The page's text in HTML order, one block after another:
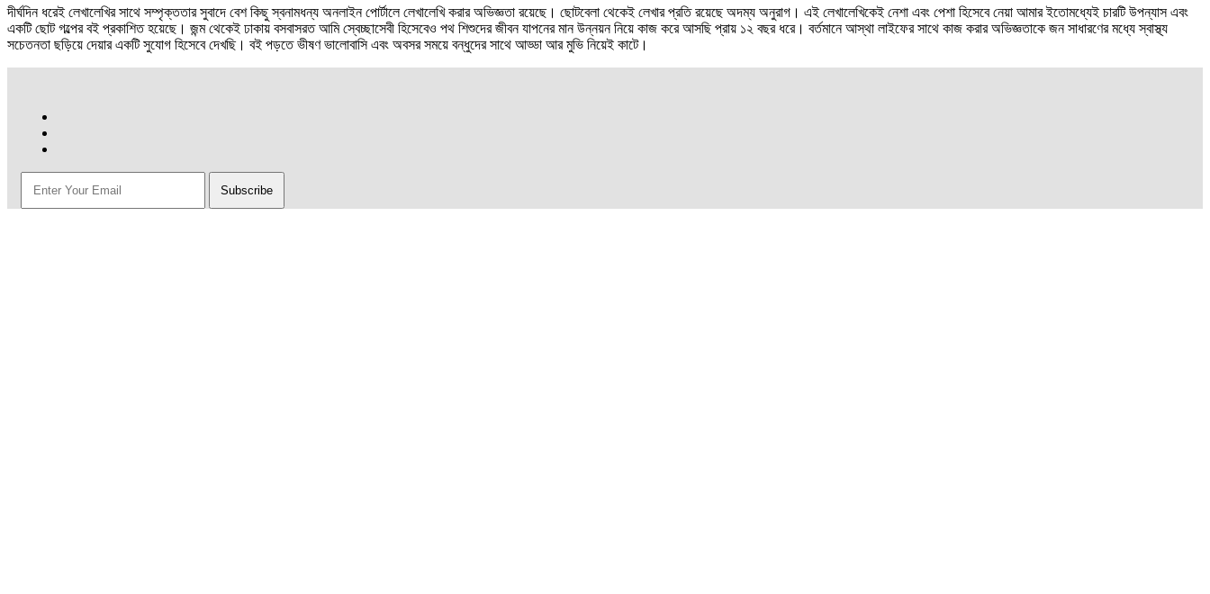
দীর্ঘদিন ধরেই লেখালেখির সাথে সম্পৃক্ততার সুবাদে বেশ কিছু স্বনামধন্য অনলাইন পোর্টালে লেখালেখি করার অভিজ্ঞতা রয়েছে। ছোটবেলা থেকেই লেখার প্রতি রয়েছে অদম্য অনুরাগ। এই লেখালেখিকেই নেশা এবং পেশা হিসেবে নেয়া আমার ইতোমধ্যেই চারটি উপন্যাস এবং
একটি ছোট গল্পের বই প্রকাশিত হয়েছে। জন্ম থেকেই ঢাকায় বসবাসরত আমি স্বেচ্ছাসেবী হিসেবেও পথ শিশুদের জীবন যাপনের মান উন্নয়ন নিয়ে কাজ করে আসছি প্রায় ১২ বছর ধরে। বর্তমানে আস্থা লাইফের সাথে কাজ করার অভিজ্ঞতাকে জন সাধারণের মধ্যে স্বাস্থ্য
সচেতনতা ছড়িয়ে দেয়ার একটি সুযোগ হিসেবে দেখছি। বই পড়তে ভীষণ ভালোবাসি এবং অবসর সময়ে বন্ধুদের সাথে আড্ডা আর মুভি নিয়েই কাটে।